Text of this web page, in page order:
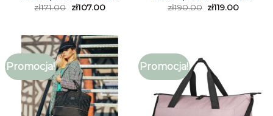
zł171.00 zł107.00
zł190.00 zł119.00
Promocja! Promocja!